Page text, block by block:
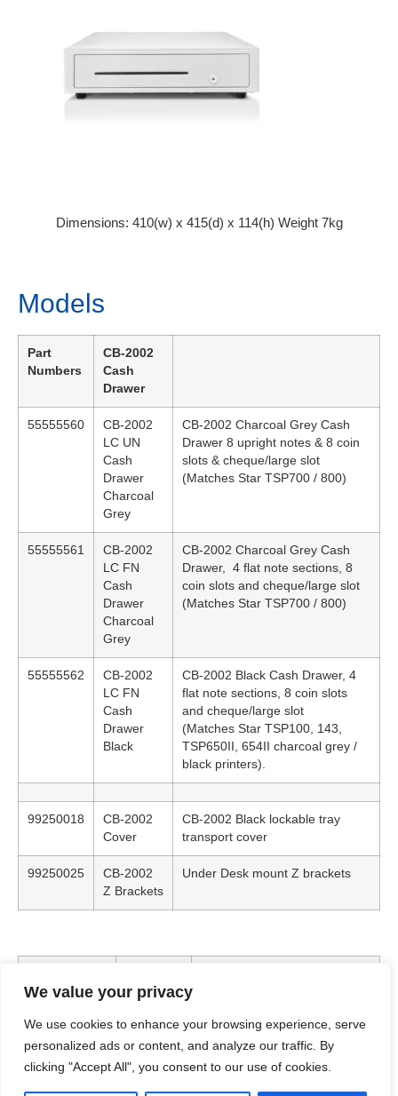
We value your privacy
We use cookies to enhance your browsing experience, serve
personalized ads or content, and analyze our traffic. By
clicking "Accept All", you consent to our use of cookies.
Dimensions: 410(w) x 415(d) x 114(h) Weight 7kg
Models
Part
Numbers
CB-2002
Cash
Drawer
55555560
CB-2002
LC UN
Cash
Drawer
Charcoal
Grey
CB-2002 Charcoal Grey Cash
Drawer 8 upright notes & 8 coin
slots & cheque/large slot
(Matches Star TSP700 / 800)
55555561
CB-2002
LC FN
Cash
Drawer
Charcoal
Grey
CB-2002 Charcoal Grey Cash
Drawer, 4 flat note sections, 8
coin slots and cheque/large slot
(Matches Star TSP700 / 800)
55555562
CB-2002
LC FN
Cash
Drawer
Black
CB-2002 Black Cash Drawer, 4
flat note sections, 8 coin slots
and cheque/large slot
(Matches Star TSP100, 143,
TSP650II, 654II charcoal grey /
black printers).
99250018
CB-2002
Cover
CB-2002 Black lockable tray
transport cover
99250025
CB-2002
Z Brackets
Under Desk mount Z brackets
BK
Drawer Controller, X4, Two
DK Ports, USB-C, Ethernet
(LAN), WLAN, Bluetooth Low